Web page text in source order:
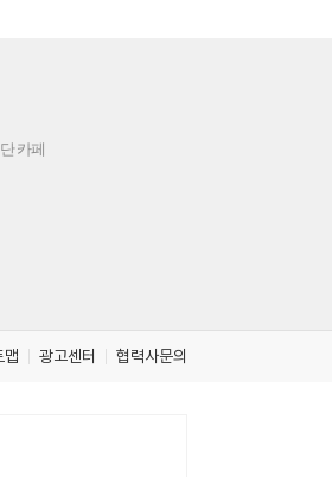
카페
맵 광고센터 협력사문의